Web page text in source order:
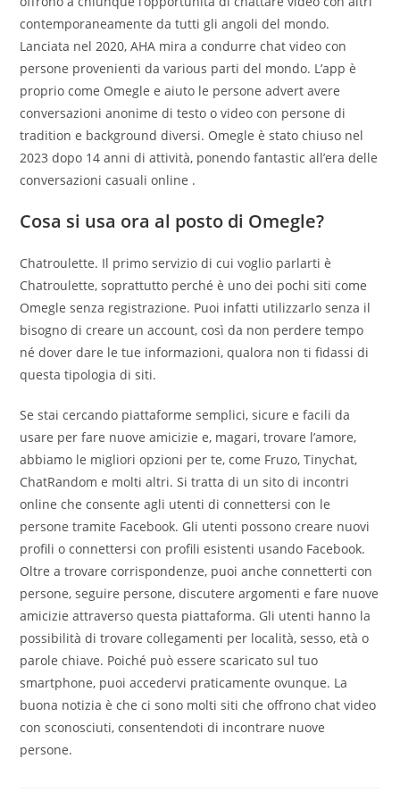
contemporaneamente da tutti gli angoli del mondo.
Lanciata nel 2020, AHA mira a condurre chat video con
persone provenienti da various parti del mondo. L’app è
proprio come Omegle e aiuto le persone advert avere
conversazioni anonime di testo o video con persone di
tradition e background diversi. Omegle è stato chiuso nel
2023 dopo 14 anni di attività, ponendo fantastic all’era delle
conversazioni casuali online .
Cosa si usa ora al posto di Omegle?
Chatroulette. Il primo servizio di cui voglio parlarti è
Chatroulette, soprattutto perché è uno dei pochi siti come
Omegle senza registrazione. Puoi infatti utilizzarlo senza il
bisogno di creare un account, così da non perdere tempo
né dover dare le tue informazioni, qualora non ti fidassi di
questa tipologia di siti.
Se stai cercando piattaforme semplici, sicure e facili da
usare per fare nuove amicizie e, magari, trovare l’amore,
abbiamo le migliori opzioni per te, come Fruzo, Tinychat,
ChatRandom e molti altri. Si tratta di un sito di incontri
online che consente agli utenti di connettersi con le
persone tramite Facebook. Gli utenti possono creare nuovi
profili o connettersi con profili esistenti usando Facebook.
Oltre a trovare corrispondenze, puoi anche connetterti con
persone, seguire persone, discutere argomenti e fare nuove
amicizie attraverso questa piattaforma. Gli utenti hanno la
possibilità di trovare collegamenti per località, sesso, età o
parole chiave. Poiché può essere scaricato sul tuo
smartphone, puoi accedervi praticamente ovunque. La
buona notizia è che ci sono molti siti che offrono chat video
con sconosciuti, consentendoti di incontrare nuove
persone.